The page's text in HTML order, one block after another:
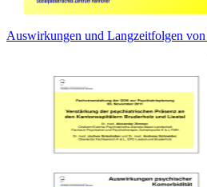
Auswirkungen und Langzeitfolgen